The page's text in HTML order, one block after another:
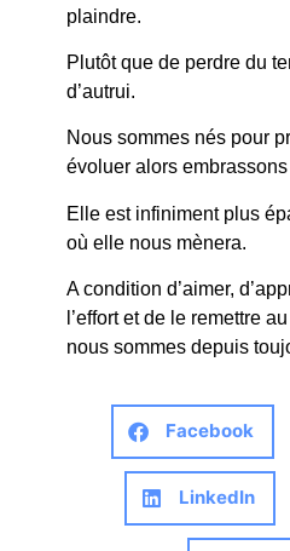
plaindre.
Plutôt que de perdre du
d’autrui.
Nous sommes nés pour
évoluer alors
Elle est infiniment plus
où elle nous mènera.
A condition d’aimer,
l’effort et de le remettre
nous sommes depuis
Facebook
LinkedIn